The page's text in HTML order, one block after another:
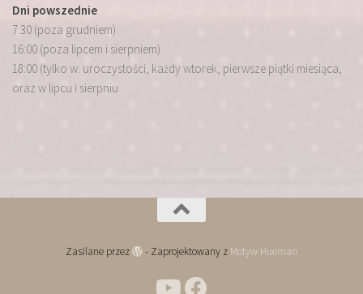
Dni powszednie
7:30 (poza grudniem)
16:00 (poza lipcem i sierpniem)
18:00 (tylko w: uroczystości, każdy wtorek, pierwsze piątki miesiąca,
oraz w lipcu i sierpniu
Zasilane przez - Zaprojektowany z Motyw Hueman